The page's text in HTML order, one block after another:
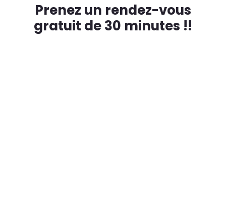
Prenez un rendez-vous
gratuit de 30 minutes !!